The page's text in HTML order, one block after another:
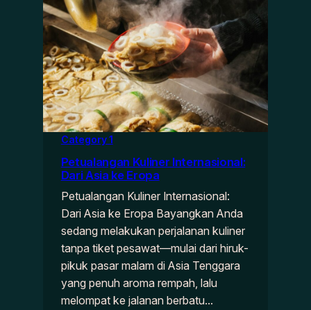
Category 1
Petualangan Kuliner Internasional:
Dari Asia ke Eropa
Petualangan Kuliner Internasional:
Dari Asia ke Eropa Bayangkan Anda
sedang melakukan perjalanan kuliner
tanpa tiket pesawat—mulai dari hiruk-
pikuk pasar malam di Asia Tenggara
yang penuh aroma rempah, lalu
melompat ke jalanan berbatu…